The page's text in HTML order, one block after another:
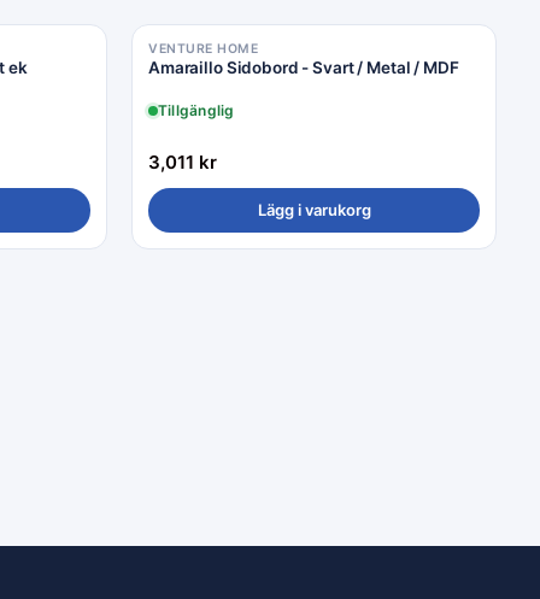
ek
VENTURE HOME
Amaraillo Sidobord - Svart / Metal / MDF
Tillgänglig
3,011 kr
Lägg i varukorg